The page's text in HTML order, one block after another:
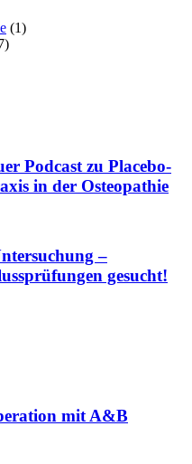
(1)
Podcast zu Placebo-
in der Osteopathie
–
gesucht!
mit A&B